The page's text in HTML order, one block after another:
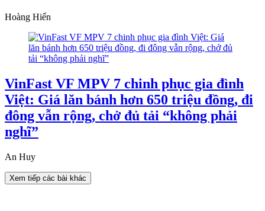
Hoàng Hiển
VinFast VF MPV 7 chinh phục gia đình
Việt: Giá lăn bánh hơn 650 triệu đồng, đi
đông vẫn rộng, chở đủ tải “không phải
nghĩ”
An Huy
Xem tiếp các bài khác